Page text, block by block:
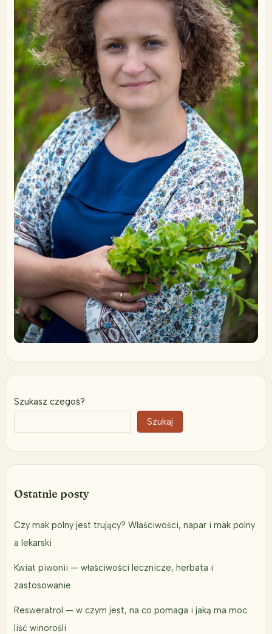
Szukasz czegoś?
Szukaj
Ostatnie posty
Czy mak polny jest trujący? Właściwości, napar i mak polny
a lekarski
Kwiat piwonii — właściwości lecznicze, herbata i
zastosowanie
Resweratrol — w czym jest, na co pomaga i jaką ma moc
liść winorośli